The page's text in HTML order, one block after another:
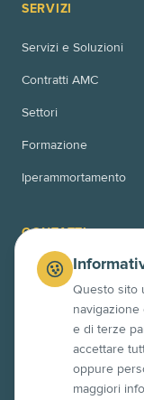
SERVIZI
Servizi e Soluzioni
Contratti AMC
Settori
Formazione
Iperammortamento
CONTATTI
Via Bussoleno 11
00166 Roma (RM)
63845 Ponzano di
info@contech.xyz
Questo sito
e di terze
accettare
oppure
maggiori